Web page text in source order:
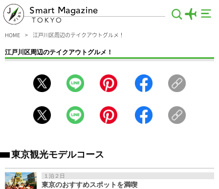
Smart Magazine
TOKYO
HOME 江戸川区周辺のテイクアウトグルメ！
江戸川区周辺のテイクアウトグルメ！
イッチ、テイクアウト専門のグルメ店など、おいしいものを好きな場所で食べたい
方も必見な内容をご紹介。ご飯は少しでも安い値段で済ませたい時や、名店の料理
東京観光モデルコース
１泊２日
東京のおすすめスポットを満喫